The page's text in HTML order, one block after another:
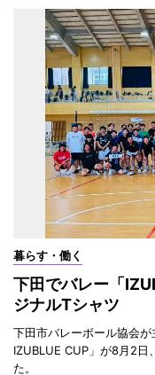
暮らす・働く
下田でバレー「
ジナルTシャツ
下田市バレーボール協会
IZUBLUE CUP」が8月2日
た。